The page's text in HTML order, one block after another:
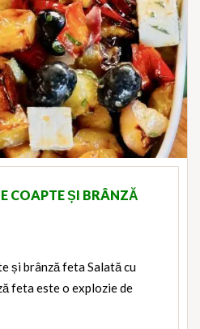
COAPTE ȘI BRÂNZĂ
și brânză feta Salată cu
feta este o explozie de